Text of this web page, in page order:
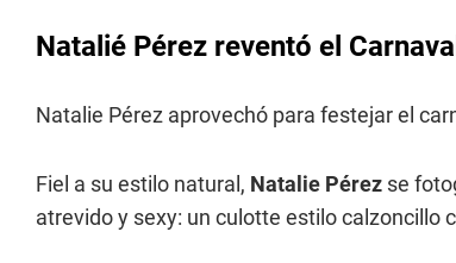
Natalié Pérez reventó el Carnaval
Natalie Pérez aprovechó para festejar el
Fiel a su estilo natural, Natalie Pérez se
atrevido y sexy: un culotte estilo calzoncillo